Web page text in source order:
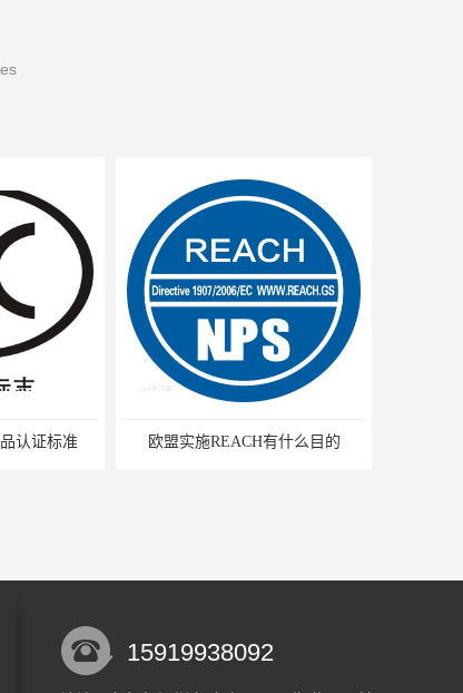
认证标准 欧盟实施REACH有什么目的
15919938092